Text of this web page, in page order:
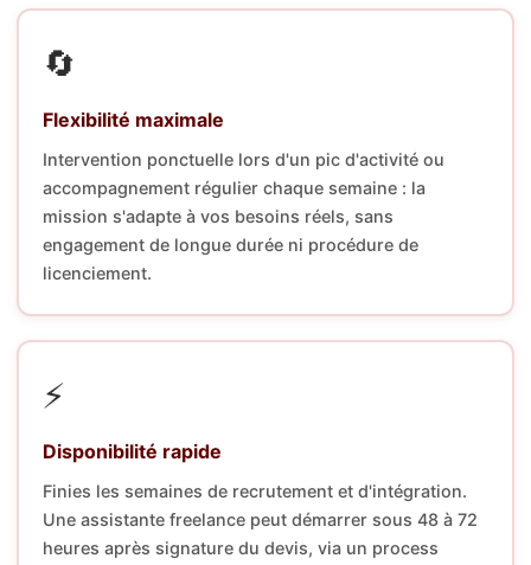
🔄
Flexibilité maximale
Intervention ponctuelle lors d'un pic d'activité ou
accompagnement régulier chaque semaine : la
mission s'adapte à vos besoins réels, sans
engagement de longue durée ni procédure de
licenciement.
⚡
Disponibilité rapide
Finies les semaines de recrutement et d'intégration.
Une assistante freelance peut démarrer sous 48 à 72
heures après signature du devis, via un process